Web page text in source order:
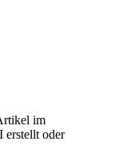
im
erstellt oder